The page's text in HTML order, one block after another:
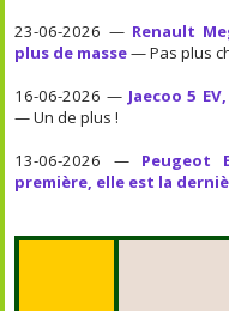
23-06-2026 — Renault
plus de masse— Pas plus
16-06-2026 — Jaecoo 5
— Un de plus !
13-06-2026 — Peugeot
première, elle est la